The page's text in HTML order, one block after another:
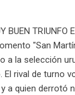
BUEN
"San
a la selección
rival de turno
a quien derrotó